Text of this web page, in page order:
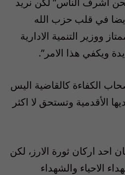
في قلب حزب الله
ووزير التنمية الادارية
ويكفي هذا الامر”.
الكفاءة كالقاضية اليس
الأقدمية وتستحق لا اكثر
اركان ثورة الارز، لكن
الاحياء والشهداء